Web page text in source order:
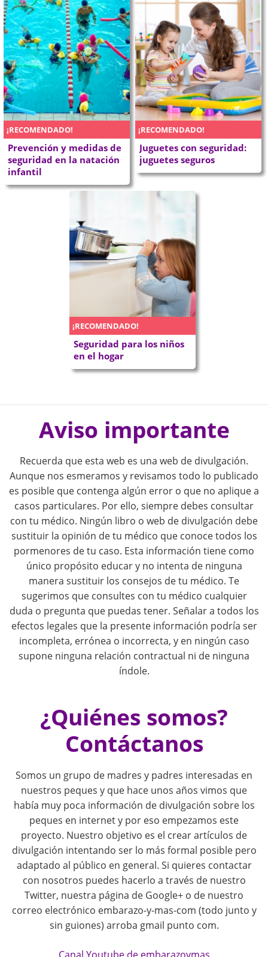
¡RECOMENDADO!
Prevención y medidas de
seguridad en la natación
infantil
¡RECOMENDADO!
Juguetes con seguridad:
juguetes seguros
¡RECOMENDADO!
Seguridad para los niños
en el hogar
P
a
g
Aviso importante
Recuerda que esta web es una web de divulgación.
Aunque nos esmeramos y revisamos todo lo publicado
es posible que contenga algún error o que no aplique a
casos particulares. Por ello, siempre debes consultar
con tu médico. Ningún libro o web de divulgación debe
sustituir la opinión de tu médico que conoce todos los
pormenores de tu caso. Esta información tiene como
único propósito educar y no intenta de ninguna
manera sustituir los consejos de tu médico. Te
sugerimos que consultes con tu médico cualquier
duda o pregunta que puedas tener. Señalar a todos los
efectos legales que la presente información podría ser
incompleta, errónea o incorrecta, y en ningún caso
supone ninguna relación contractual ni de ninguna
índole.
¿Quiénes somos?
Contáctanos
Somos un grupo de madres y padres interesadas en
nuestros peques y que hace unos años vimos que
había muy poca información de divulgación sobre los
peques en internet y por eso empezamos este
proyecto. Nuestro objetivo es el crear artículos de
divulgación intentando ser lo más formal posible pero
adaptado al público en general. Si quieres contactar
con nosotros puedes hacerlo a través de nuestro
Twitter, nuestra página de Google+ o de nuestro
correo electrónico embarazo-y-mas-com (todo junto y
sin guiones) arroba gmail punto com.